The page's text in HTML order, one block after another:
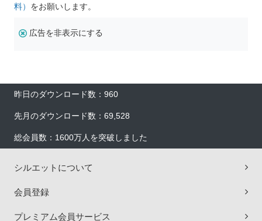
料） をお願いします。
広告を非表示にする
昨日のダウンロード数：960
先月のダウンロード数：69,528
総会員数：1600万人を突破しました
シルエットについて
会員登録
プレミアム会員サービス